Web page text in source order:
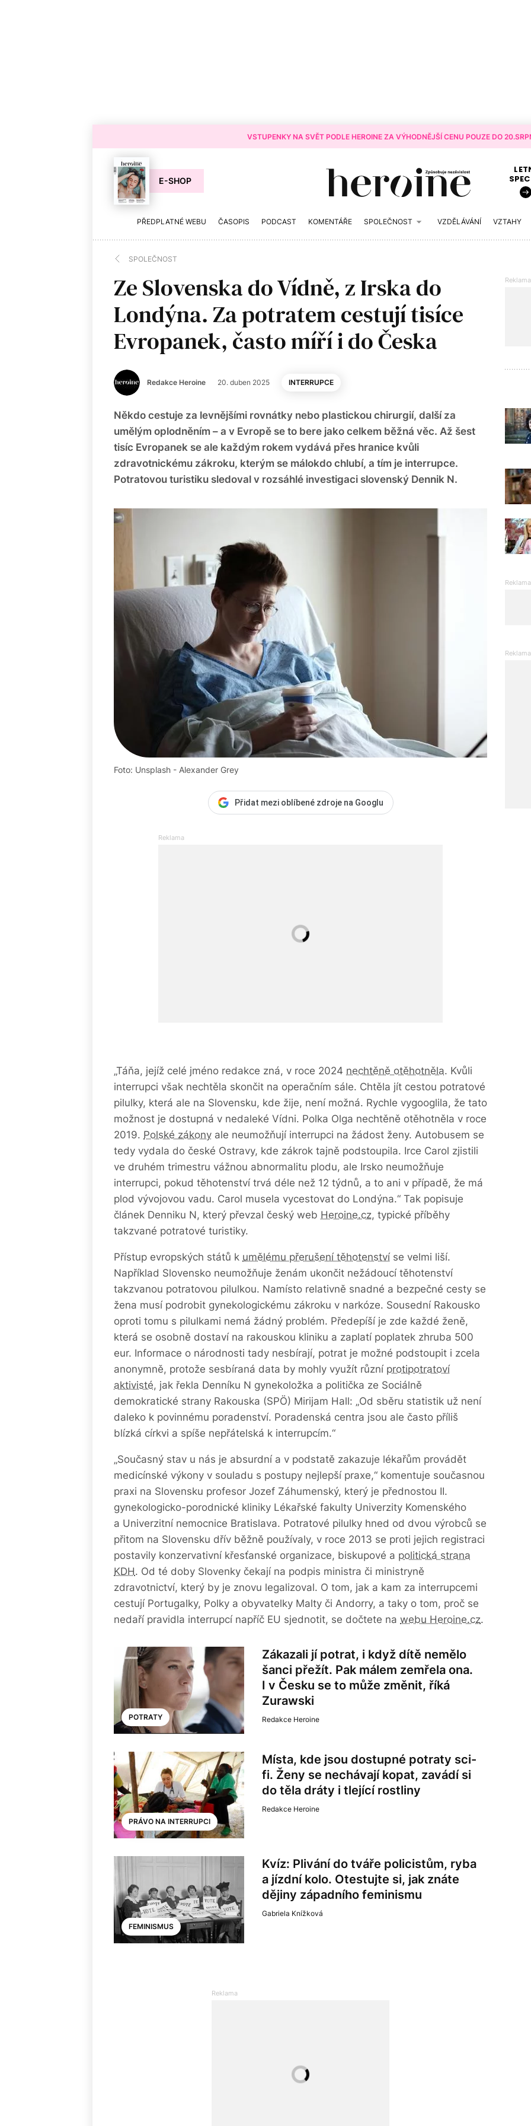
VSTUPENKY NA SVĚT PODLE HEROINE ZA VÝHODNĚJŠÍ CENU POUZE DO
E-SHOP
PŘEDPLATNÉ WEBU ČASOPIS PODCAST KOMENTÁŘE SPOLEČNOST VZDĚLÁVÁNÍ VZTAHY
SPOLEČNOST
Ze Slovenska do Vídně, z Irska do
Londýna. Za potratem cestují tisíce
Evropanek, často míří i do Česka
Redakce Heroine 20. duben 2025 INTERRUPCE
Někdo cestuje za levnějšími rovnátky nebo plastickou chirurgií, další za
umělým oplodněním – a v Evropě se to bere jako celkem běžná věc. Až šest
tisíc Evropanek se ale každým rokem vydává přes hranice kvůli
zdravotnickému zákroku, kterým se málokdo chlubí, a tím je interrupce.
Potratovou turistiku sledoval v rozsáhlé investigaci slovenský Dennik N.
Foto: Unsplash - Alexander Grey
Přidat mezi oblíbené zdroje na Googlu
„Táňa, jejíž celé jméno redakce zná, v roce 2024 nechtěně otěhotněla. Kvůli
interrupci však nechtěla skončit na operačním sále. Chtěla jít cestou potratové
pilulky, která ale na Slovensku, kde žije, není možná. Rychle vygooglila, že tato
možnost je dostupná v nedaleké Vídni. Polka Olga nechtěně otěhotněla v roce
2019. Polské zákony ale neumožňují interrupci na žádost ženy. Autobusem se
tedy vydala do české Ostravy, kde zákrok tajně podstoupila. Irce Carol zjistili
ve druhém trimestru vážnou abnormalitu plodu, ale Irsko neumožňuje
interrupci, pokud těhotenství trvá déle než 12 týdnů, a to ani v případě, že má
plod vývojovou vadu. Carol musela vycestovat do Londýna.“ Tak popisuje
článek Denniku N, který převzal český web Heroine.cz, typické příběhy
takzvané potratové turistiky.
Přístup evropských států k umělému přerušení těhotenství se velmi liší.
Například Slovensko neumožňuje ženám ukončit nežádoucí těhotenství
takzvanou potratovou pilulkou. Namísto relativně snadné a bezpečné cesty se
žena musí podrobit gynekologickému zákroku v narkóze. Sousední Rakousko
oproti tomu s pilulkami nemá žádný problém. Předepíší je zde každé ženě,
která se osobně dostaví na rakouskou kliniku a zaplatí poplatek zhruba 500
eur. Informace o národnosti tady nesbírají, potrat je možné podstoupit i zcela
anonymně, protože sesbíraná data by mohly využít různí protipotratoví
aktivisté, jak řekla Denníku N gynekoložka a politička ze Sociálně
demokratické strany Rakouska (SPÖ) Mirijam Hall: „Od sběru statistik už není
daleko k povinnému poradenství. Poradenská centra jsou ale často příliš
blízká církvi a spíše nepřátelská k interrupcím.“
„Současný stav u nás je absurdní a v podstatě zakazuje lékařům provádět
medicínské výkony v souladu s postupy nejlepší praxe,“ komentuje současnou
praxi na Slovensku profesor Jozef Záhumenský, který je přednostou II.
gynekologicko-porodnické kliniky Lékařské fakulty Univerzity Komenského
a Univerzitní nemocnice Bratislava. Potratové pilulky hned od dvou výrobců se
přitom na Slovensku dřív běžně používaly, v roce 2013 se proti jejich registraci
postavily konzervativní křesťanské organizace, biskupové a politická strana
KDH. Od té doby Slovenky čekají na podpis ministra či ministryně
zdravotnictví, který by je znovu legalizoval. O tom, jak a kam za interrupcemi
cestují Portugalky, Polky a obyvatelky Malty či Andorry, a taky o tom, proč se
nedaří pravidla interrupcí napříč EU sjednotit, se dočtete na webu Heroine.cz.
POTRATY
Zákazali jí potrat, i když dítě nemělo
šanci přežít. Pak málem zemřela ona.
I v Česku se to může změnit, říká
Zurawski
Redakce Heroine
PRÁVO NA INTERRUPCI
Místa, kde jsou dostupné potraty sci-
fi. Ženy se nechávají kopat, zavádí si
do těla dráty i tlející rostliny
Redakce Heroine
FEMINISMUS
Kvíz: Plivání do tváře policistům, ryba
a jízdní kolo. Otestujte si, jak znáte
dějiny západního feminismu
Gabriela Knížková